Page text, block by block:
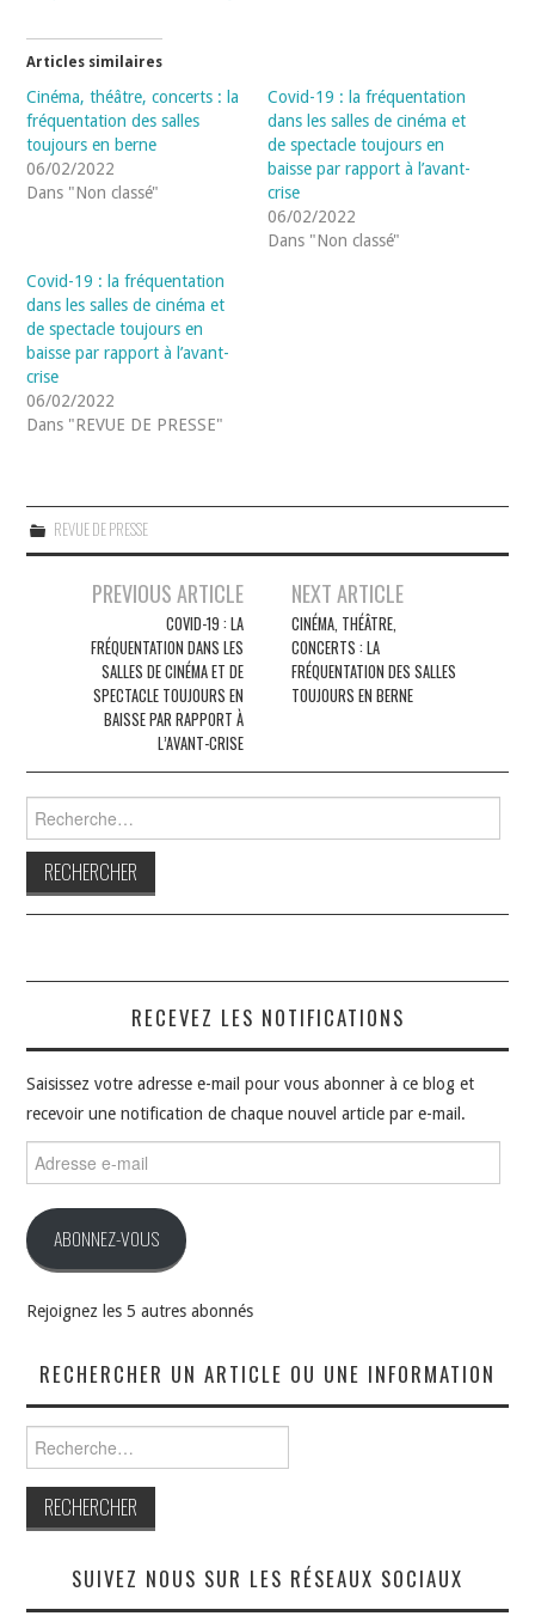
Articles similaires
Cinéma, théâtre, concerts : la
fréquentation des salles
toujours en berne
06/02/2022
Dans "Non classé"
Covid-19 : la fréquentation
dans les salles de cinéma et
de spectacle toujours en
baisse par rapport à l’avant-
crise
06/02/2022
Dans "Non classé"
Covid-19 : la fréquentation
dans les salles de cinéma et
de spectacle toujours en
baisse par rapport à l’avant-
crise
06/02/2022
Dans "REVUE DE PRESSE"
REVUE DE PRESSE
Navigation
articles
PREVIOUS ARTICLE
COVID-19 : LA
FRÉQUENTATION DANS LES
SALLES DE CINÉMA ET DE
SPECTACLE TOUJOURS EN
BAISSE PAR RAPPORT À
L’AVANT-CRISE
NEXT ARTICLE
CINÉMA, THÉÂTRE,
CONCERTS : LA
FRÉQUENTATION DES SALLES
TOUJOURS EN BERNE
RECEVEZ LES NOTIFICATIONS
Saisissez votre adresse e-mail pour vous abonner à ce blog et
recevoir une notification de chaque nouvel article par e-mail.
e-
ABONNEZ-VOUS
Rejoignez les 5 autres abonnés
RECHERCHER UN ARTICLE OU UNE INFORMATION
SUIVEZ NOUS SUR LES RÉSEAUX SOCIAUX